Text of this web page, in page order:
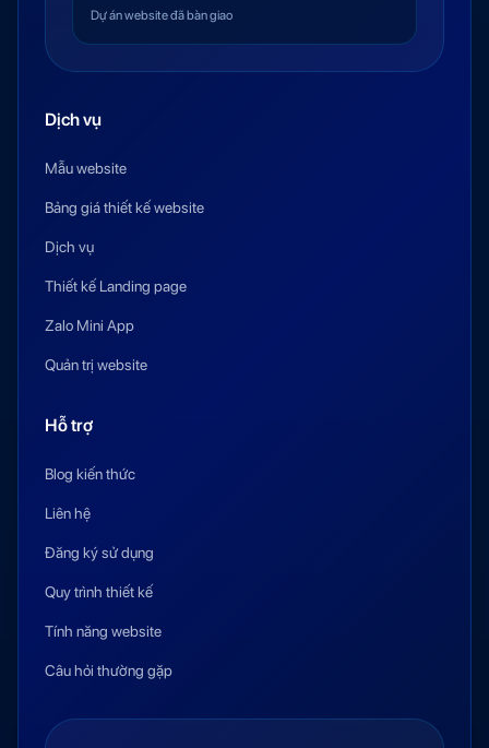
Dự án website đã bàn giao
Dịch vụ
Mẫu website
Bảng giá thiết kế website
Dịch vụ
Thiết kế Landing page
Zalo Mini App
Quản trị website
Hỗ trợ
Blog kiến thức
Liên hệ
Đăng ký sử dụng
Quy trình thiết kế
Tính năng website
Câu hỏi thường gặp